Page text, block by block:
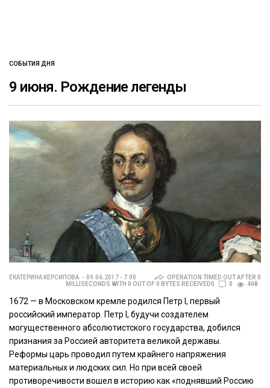
СОБЫТИЯ ДНЯ
9 июня. Рождение легенды
ЕКАТЕРИНА КЕРСИПОВА 09.06.2017 - 7:00
OPERATION TIMED OUT AFTER 0
MILLISECONDS WITH 0 OUT OF 0 BYTES RECEIVED0
0 468
1672 — в Московском кремле родился Петр I, первый
российский император. Петр I, будучи создателем
могущественного абсолютистского государства, добился
признания за Россией авторитета великой державы.
Реформы царь проводил путем крайнего напряжения
материальных и людских сил. Но при всей своей
противоречивости вошел в историю как «поднявший Россию